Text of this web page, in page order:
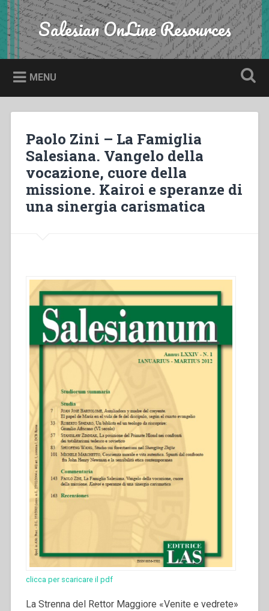
Skip
to
content
Search Salesian OnLine Resources
MENU
Paolo Zini – La Famiglia
Salesiana. Vangelo della
vocazione, cuore della
missione. Kairoi e speranze di
una sinergia carismatica
clicca per scaricare il pdf
La Strenna del Rettor Maggiore «Venite e vedrete»